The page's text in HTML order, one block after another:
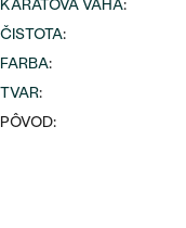
DIAMANTY
KARÁTOVÁ VÁHA:
ČISTOTA:
FARBA:
TVAR:
PÔVOD: